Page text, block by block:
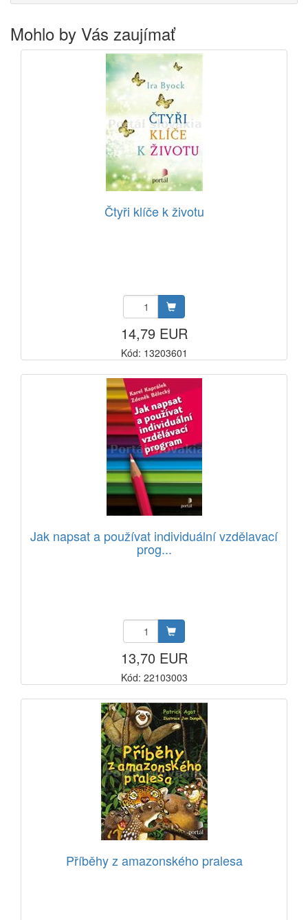
Mohlo by Vás zaujímať
Čtyři klíče k životu
14,79 EUR
Kód: 13203601
Jak napsat a používat individuální vzdělavací
prog...
13,70 EUR
Kód: 22103003
Příběhy z amazonského pralesa